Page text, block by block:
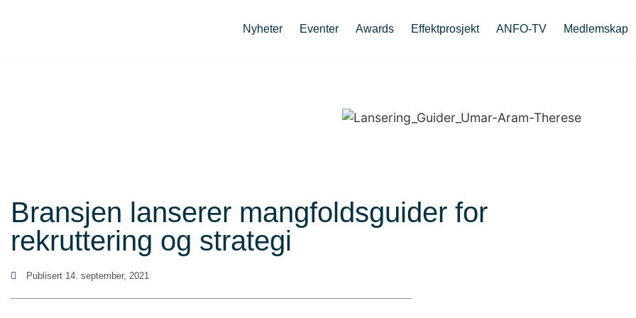
Nyheter Eventer Awards Effektprosjekt ANFO-TV Medlemskap
Bransjen lanserer mangfoldsguider for
rekruttering og strategi
Publisert 14. september, 2021